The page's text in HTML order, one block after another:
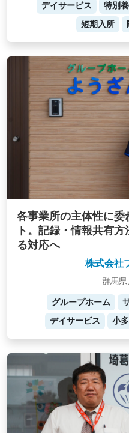
デイサービス 特別
短期入所
各事業所の主体性に委
ト。記録・情報共有
る対応へ
株式会社
群馬県
グループホーム
デイサービス
小